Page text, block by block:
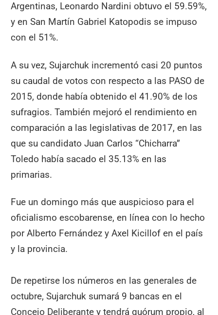
Argentinas, Leonardo Nardini obtuvo el 59.59%,
y en San Martín Gabriel Katopodis se impuso
con el 51%.
A su vez, Sujarchuk incrementó casi 20 puntos
su caudal de votos con respecto a las PASO de
2015, donde había obtenido el 41.90% de los
sufragios. También mejoró el rendimiento en
comparación a las legislativas de 2017, en las
que su candidato Juan Carlos “Chicharra”
Toledo había sacado el 35.13% en las
primarias.
Fue un domingo más que auspicioso para el
oficialismo escobarense, en línea con lo hecho
por Alberto Fernández y Axel Kicillof en el país
y la provincia.
De repetirse los números en las generales de
octubre, Sujarchuk sumará 9 bancas en el
Concejo Deliberante y tendrá quórum propio, al